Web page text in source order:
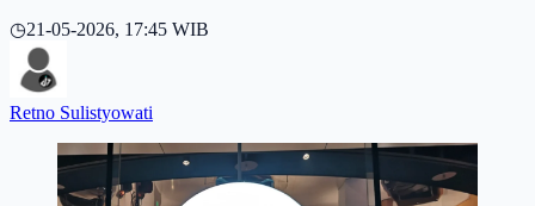
◷21-05-2026, 17:45 WIB
Retno Sulistyowati